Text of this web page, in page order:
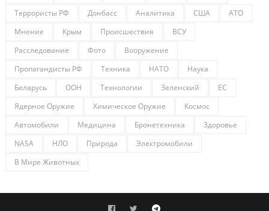
Террористы РФ
Донбасс Аналитика США
АТО
Мнение
Крым Происшествия
ВСУ
Расследование
Фото
Вооружение
Пропагандисты РФ
Техника НАТО
Наука
Беларусь
ООН Технологии Зеленский
ЕС
Ядерное Оружие
Химическое Оружие
Космос
Автомобили
Медицина Бронетехника
Здоровье
NASA
НЛО Природа
Электромобили
В Мире Животных